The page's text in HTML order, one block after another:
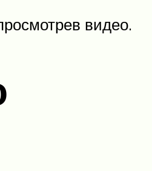
видео.